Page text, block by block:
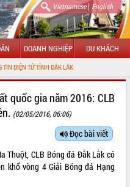
Vietnamese| English
DOANH NGHIỆP DU KHÁCH
TỈNH ĐẮK LẮK
quốc gia năm 2016: CLB
(02/05/2016, 06:06)
Đọc bài viết
Thuột, CLB Bóng đá Đắk Lắk có
khổ vòng 4 Giải Bóng đá Hạng